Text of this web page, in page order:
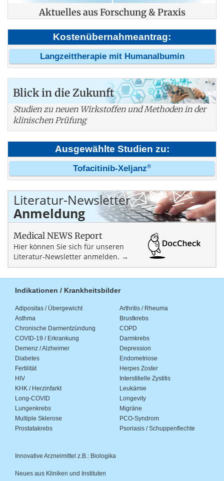
Aktuelles aus Forschung & Praxis
Kostenübernahmeantrag:
Langzeittherapie mit Humanalbumin
Blick in die Zukunft
Studien zu neuen Wirkstoffen und Methoden in der
klinischen Prüfung
Ausgewählte Studien zu:
Tofacitinib-Xeljanz®
Literatur-Newsletter
Anmeldung
Medical NEWS Report
Hier können Sie sich für unseren
Literatur-Newsletter anmelden. →
Indikationen / Krankheitsbilder
Adipositas / Übergewicht
Arthritis / Rheuma
Asthma
Brustkrebs
Chronische Darmentzündung
COPD
COVID-19 / Erkrankung
Darmkrebs
Demenz / Alzheimer
Depression
Diabetes
Endometriose
Fertilität
Herpes Zoster
HIV
Interstitielle Zystitis
KHK / Herzinfarkt
Leukämie
Long-COVID
Longevity
Lungenkrebs
Migräne
Multiple Sklerose
PCO-Syndrom
Prostatakrebs
Psoriasis / Schuppenflechte
Innovative Arzneimittel z.B.: Biologika
Neues aus Kliniken und Instituten